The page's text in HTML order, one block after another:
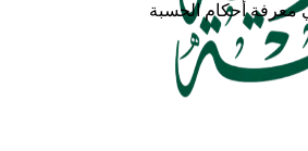
معرفة أحكام الحسبة